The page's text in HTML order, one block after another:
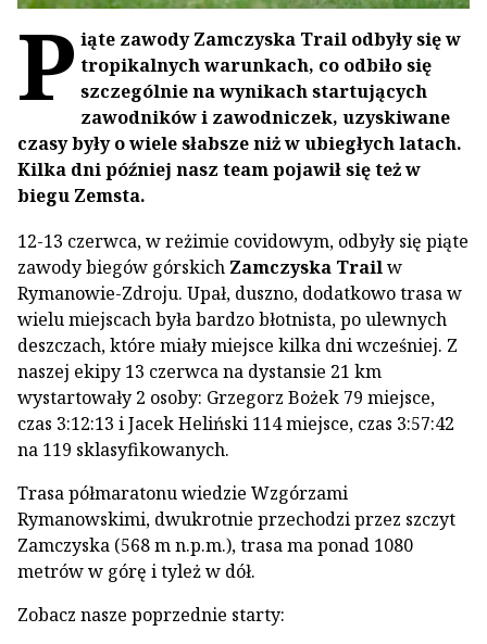
P iąte zawody Zamczyska Trail odbyły się w
tropikalnych warunkach, co odbiło się
szczególnie na wynikach startujących
zawodników i zawodniczek, uzyskiwane
czasy były o wiele słabsze niż w ubiegłych latach.
Kilka dni później nasz team pojawił się też w
biegu Zemsta.
12-13 czerwca, w reżimie covidowym, odbyły się piąte
zawody biegów górskich Zamczyska Trailw
Rymanowie-Zdroju. Upał, duszno, dodatkowo trasa w
wielu miejscach była bardzo błotnista, po ulewnych
deszczach, które miały miejsce kilka dni wcześniej. Z
naszej ekipy 13 czerwca na dystansie 21 km
wystartowały 2 osoby: Grzegorz Bożek 79 miejsce,
czas 3:12:13 i Jacek Heliński 114 miejsce, czas 3:57:42
na 119 sklasyfikowanych.
Trasa półmaratonu wiedzie Wzgórzami
Rymanowskimi, dwukrotnie przechodzi przez szczyt
Zamczyska (568 m n.p.m.), trasa ma ponad 1080
metrów w górę i tyleż w dół.
Zobacz nasze poprzednie starty: